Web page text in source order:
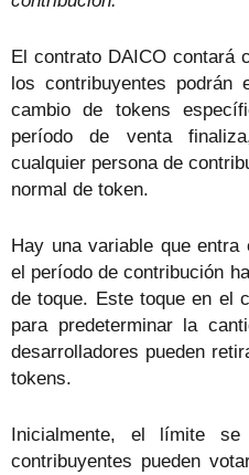
El contrato DAICO contará
los contribuyentes podrán
cambio de tokens
período de venta
cualquier persona de
normal de token.
Hay una variable que
el período de contribución
de toque. Este toque en el
para predeterminar la
desarrolladores pueden
tokens.
Inicialmente, el límite
contribuyentes pueden